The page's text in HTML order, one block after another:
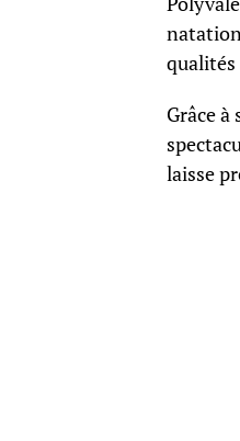
qualités
Grâce
laisse